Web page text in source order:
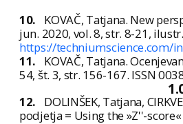
10.
KOVAČ, Tatjana. New
jun. 2020, vol. 8, str. 8-21,
https://techniumscience.com/
11.
KOVAČ, Tatjana.
54, št. 3, str. 156-167. ISSN
12.
DOLINŠEK, Tatjana,
podjetja = Using the »Z''-